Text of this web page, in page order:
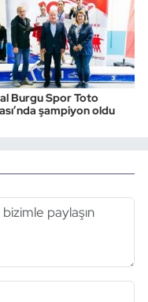
Burgu Spor Toto
şampiyon oldu